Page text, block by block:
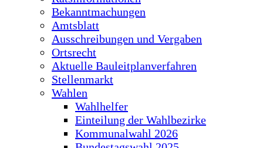
Bekanntmachungen
Amtsblatt
Ausschreibungen und Vergaben
Ortsrecht
Aktuelle Bauleitplanverfahren
Stellenmarkt
Wahlen
Wahlhelfer
Einteilung der Wahlbezirke
Kommunalwahl 2026